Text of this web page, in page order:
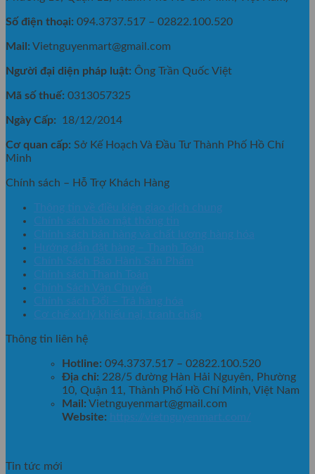
Số điện thoại: 094.3737.517 – 02822.100.520
Mail: Vietnguyenmart@gmail.com
Người đại diện pháp luật: Ông Trần Quốc Việt
Mã số thuế: 0313057325
Ngày Cấp: 18/12/2014
Cơ quan cấp: Sở Kế Hoạch Và Đầu Tư Thành Phố Hồ Chí
Minh
Chính sách – Hỗ Trợ Khách Hàng
Thông tin về điều kiện giao dịch chung
Chính sách bảo mật thông tin
Chính sách bán hàng và chất lượng hàng hóa
Hướng dẫn đặt hàng – Thanh Toán
Chính Sách Bảo Hành Sản Phẩm
Chính sách Thanh Toán
Chính Sách Vận Chuyển
Chính sách Đổi – Trả hàng hóa
Cơ chế xử lý khiếu nại, tranh chấp
Thông tin liên hệ
Hotline: 094.3737.517 – 02822.100.520
Địa chỉ: 228/5 đường Hàn Hải Nguyên, Phường
10, Quận 11, Thành Phố Hồ Chí Minh, Việt Nam
Mail: Vietnguyenmart@gmail.com
Website:
https://vietnguyenmart.com/
Tin tức mới